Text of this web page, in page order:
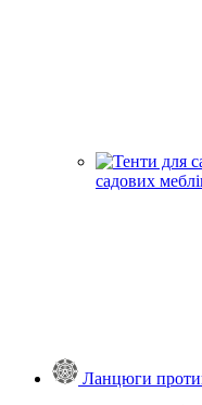
садових
Ланцюги